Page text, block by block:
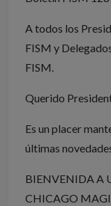
A todos los
FISM y
FISM.
Querido
Es un placer
últimas
BIENVENIDA A
CHICAGO